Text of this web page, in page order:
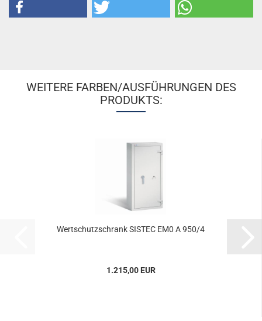
WEITERE FARBEN/AUSFÜHRUNGEN DES
PRODUKTS:
Wert­schutz­schrank SIS­TEC EM0 A 950/4
1.215,00 EUR